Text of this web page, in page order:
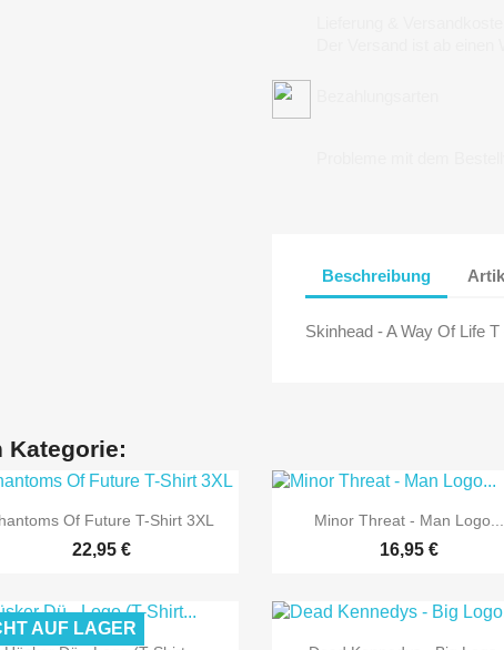
Beschreibung
Skinhead - A Way Of Life
Kategorie:
 Vorschau
Of Future T-Shirt 3XL
22,95 €
 Vorschau
Minor Threat - Man Logo...
16,95 €
AUF LAGER